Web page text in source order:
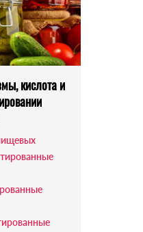
кислота и